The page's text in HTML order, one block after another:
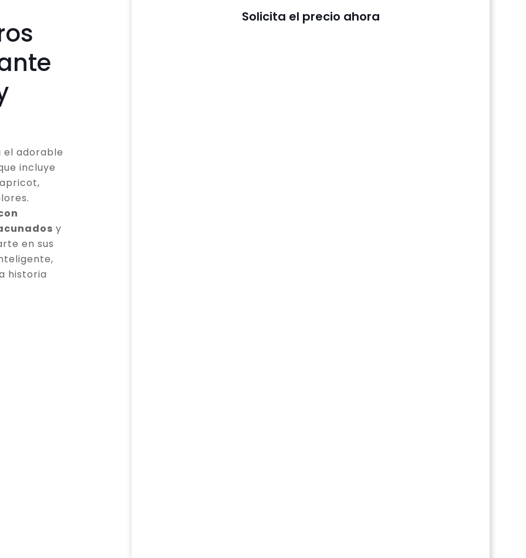
el adorable
incluye
y
en sus
historia
Solicita el precio ahora